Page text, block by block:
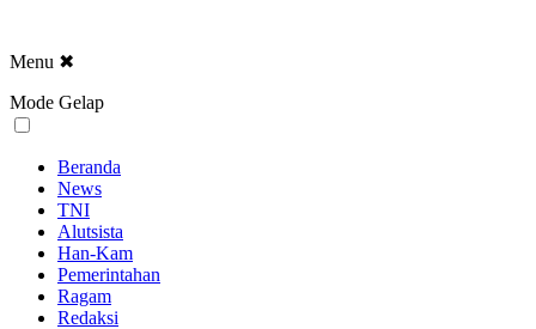
Menu ✖
Mode Gelap
Beranda
News
TNI
Alutsista
Han-Kam
Pemerintahan
Ragam
Redaksi